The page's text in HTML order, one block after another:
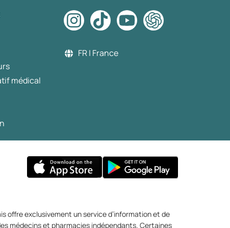
médical
FR | France
offre exclusivement un service d’information et de
médecins et pharmacies indépendants. Certaines